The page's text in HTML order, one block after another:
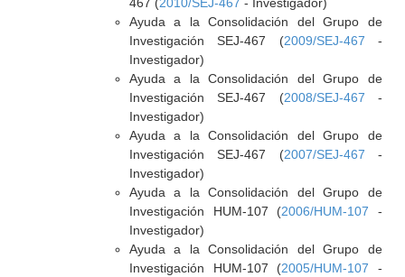
Ayuda a la Consolidación del Grupo de
Investigación SEJ-467 (2009/SEJ-467 -
Investigador)
Ayuda a la Consolidación del Grupo de
Investigación SEJ-467 (2008/SEJ-467 -
Investigador)
Ayuda a la Consolidación del Grupo de
Investigación SEJ-467 (2007/SEJ-467 -
Investigador)
Ayuda a la Consolidación del Grupo de
Investigación HUM-107 (2006/HUM-107 -
Investigador)
Ayuda a la Consolidación del Grupo de
Investigación HUM-107 (2005/HUM-107 -